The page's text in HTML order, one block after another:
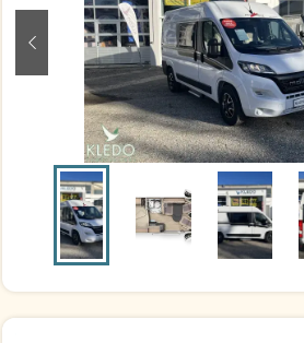
zurück